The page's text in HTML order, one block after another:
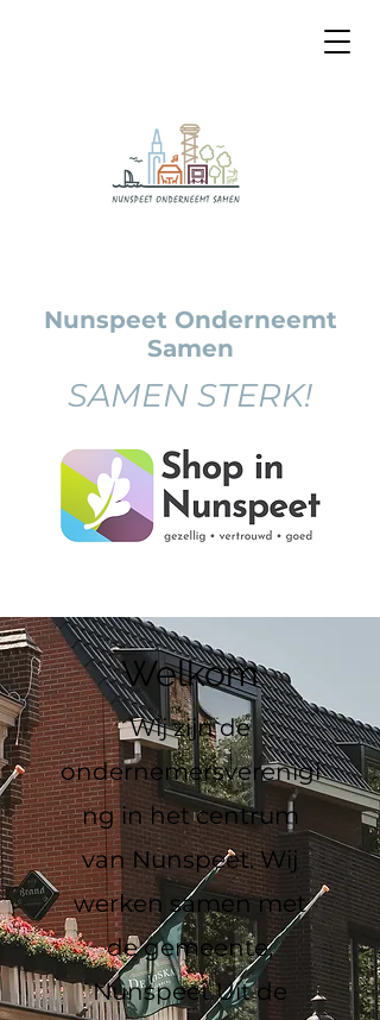
Nunspeet Onderneemt
Samen
SAMEN STERK!
Welkom
Wij zijn de
ondernemersverenigi
ngin het centrum
van Nunspeet. Wij
werken samen met
de gemeente,
Nunspeet Uit de